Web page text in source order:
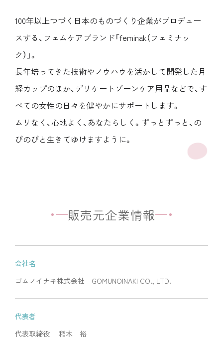
100年以上つづく 日本のものづくり企業がプロデュー
スする、 フェムケアブランド「feminak（フェミナッ
ク）」。
長年培ってきた技術やノウハウを活かして開発した月
経カップのほか、 デリケートゾーンケア用品などで、す
べての女性の日々を健やかにサポートします。
ムリなく、心地よく、あなたらしく。 ずっとずっと、の
びのびと生きてゆけますように。
販売元企業情報
会社名
ゴムノイナキ株式会社 GOMUNOINAKI CO., LTD.
代表者
代表取締役 稲木 裕